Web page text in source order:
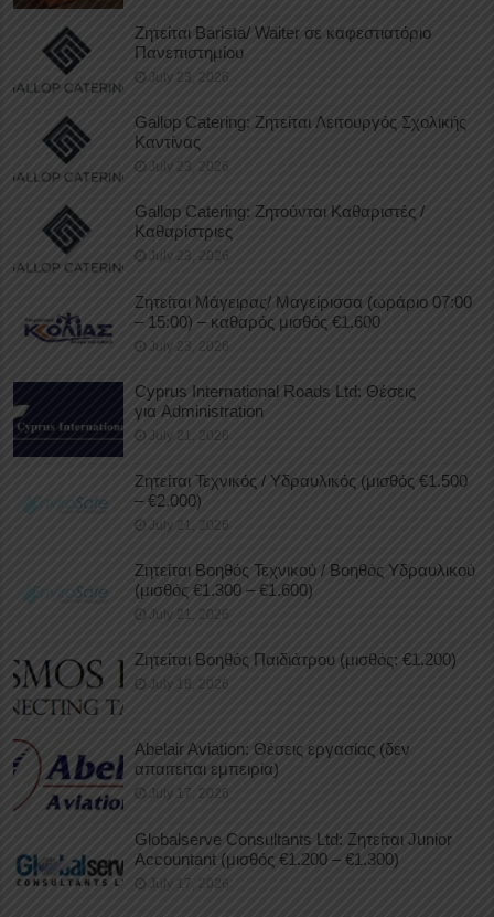
Ζητείται Barista/ Waiter σε καφεστιατόριο
Πανεπιστημίου
July 23, 2026
Gallop Catering: Ζητείται Λειτουργός Σχολικής
Καντίνας
July 23, 2026
Gallop Catering: Ζητούνται Καθαριστές /
Καθαρίστριες
July 23, 2026
Ζητείται Μάγειρας/ Μαγείρισσα (ωράριο 07:00
– 15:00) – καθαρός μισθός €1.600
July 23, 2026
Cyprus International Roads Ltd: Θέσεις
για Administration
July 21, 2026
Ζητείται Τεχνικός / Υδραυλικός (μισθός €1.500
– €2.000)
July 21, 2026
Ζητείται Βοηθός Τεχνικού / Βοηθός Υδραυλικού
(μισθός €1.300 – €1.600)
July 21, 2026
Ζητείται Βοηθός Παιδιάτρου (μισθός: €1.200)
July 18, 2026
Abelair Aviation: Θέσεις εργασίας (δεν
απαιτείται εμπειρία)
July 17, 2026
Globalserve Consultants Ltd: Ζητείται Junior
Accountant (μισθός €1.200 – €1.300)
July 17, 2026